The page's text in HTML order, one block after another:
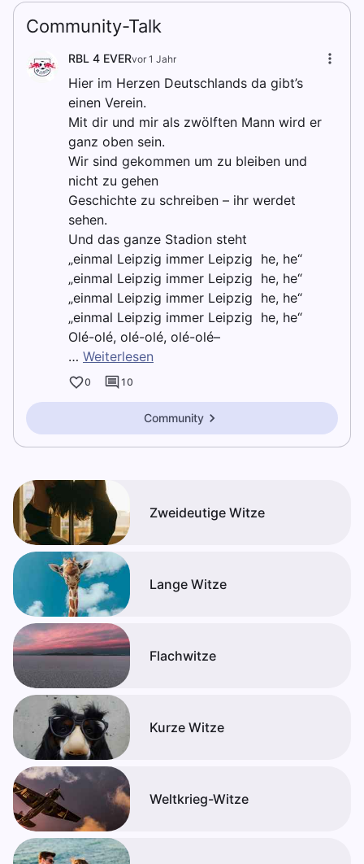
Community-Talk
RBL 4 EVERvor 1 Jahr
Hier im Herzen Deutschlands da gibt’s
einen Verein.
Mit dir und mir als zwölften Mann wird er
ganz oben sein.
Wir sind gekommen um zu bleiben und
nicht zu gehen
Geschichte zu schreiben – ihr werdet
sehen.
Und das ganze Stadion steht
„einmal Leipzig immer Leipzig ­ he, he“
„einmal Leipzig immer Leipzig ­ he, he“
„einmal Leipzig immer Leipzig ­ he, he“
„einmal Leipzig immer Leipzig ­ he, he“
Olé-olé, olé-olé, olé-olé–
… Weiterlesen
0 10
Community
Zweideutige Witze
Lange Witze
Flachwitze
Kurze Witze
Weltkrieg-Witze